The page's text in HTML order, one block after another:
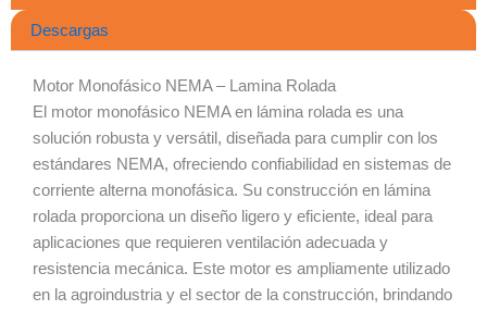
s
a
p
p
Descargas
Motor Monofásico NEMA – Lamina Rolada
El motor monofásico NEMA en lámina rolada es una
solución robusta y versátil, diseñada para cumplir con los
estándares NEMA, ofreciendo confiabilidad en sistemas de
corriente alterna monofásica. Su construcción en lámina
rolada proporciona un diseño ligero y eficiente, ideal para
aplicaciones que requieren ventilación adecuada y
resistencia mecánica. Este motor es ampliamente utilizado
en la agroindustria y el sector de la construcción, brindando